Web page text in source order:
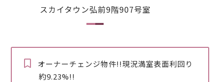
スカイタウン弘前9階907号室
オーナーチェンジ物件!!現況満室表面利回り
約9.23%!!